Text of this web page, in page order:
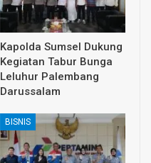
Kapolda Sumsel Dukung
Kegiatan Tabur Bunga
Leluhur Palembang
Darussalam
BISNIS